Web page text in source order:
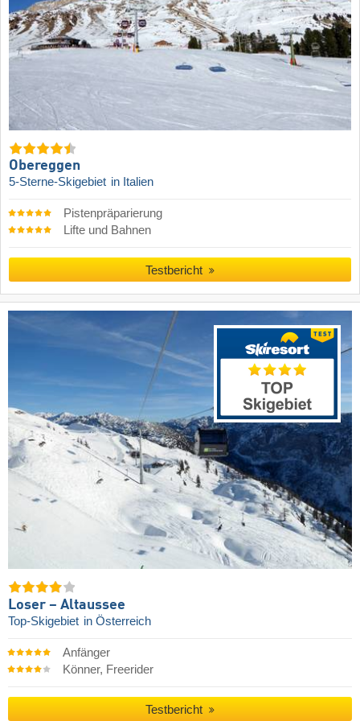
Obereggen
5-Sterne-Skigebiet in Italien
Pistenpräparierung
Lifte und Bahnen
Testbericht
Loser – Altaussee
Top-Skigebiet in Österreich
Anfänger
Könner, Freerider
Testbericht